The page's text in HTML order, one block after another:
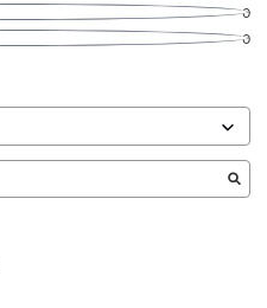
0
0